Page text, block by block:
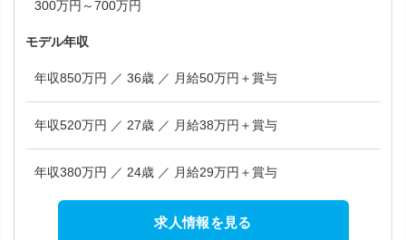
300万円～700万円
モデル年収
年収850万円 ／ 36歳 ／ 月給50万円＋賞与
年収520万円 ／ 27歳 ／ 月給38万円＋賞与
年収380万円 ／ 24歳 ／ 月給29万円＋賞与
求人情報を見る